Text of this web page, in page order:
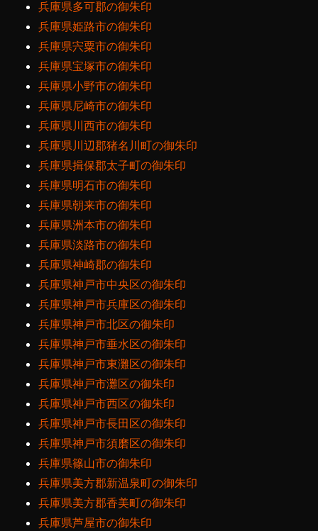
兵庫県多可郡の御朱印
兵庫県姫路市の御朱印
兵庫県宍粟市の御朱印
兵庫県宝塚市の御朱印
兵庫県小野市の御朱印
兵庫県尼崎市の御朱印
兵庫県川西市の御朱印
兵庫県川辺郡猪名川町の御朱印
兵庫県揖保郡太子町の御朱印
兵庫県明石市の御朱印
兵庫県朝来市の御朱印
兵庫県洲本市の御朱印
兵庫県淡路市の御朱印
兵庫県神崎郡の御朱印
兵庫県神戸市中央区の御朱印
兵庫県神戸市兵庫区の御朱印
兵庫県神戸市北区の御朱印
兵庫県神戸市垂水区の御朱印
兵庫県神戸市東灘区の御朱印
兵庫県神戸市灘区の御朱印
兵庫県神戸市西区の御朱印
兵庫県神戸市長田区の御朱印
兵庫県神戸市須磨区の御朱印
兵庫県篠山市の御朱印
兵庫県美方郡新温泉町の御朱印
兵庫県美方郡香美町の御朱印
兵庫県芦屋市の御朱印